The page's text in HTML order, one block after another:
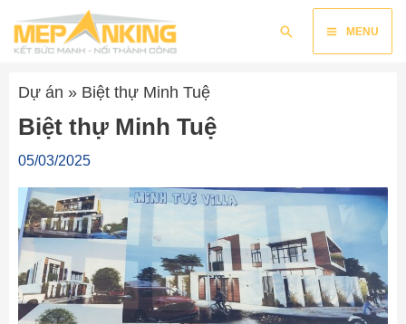
nội
Tìm
Main
MENU
Dự án » Biệt thự Minh Tuệ
Biệt thự Minh Tuệ
05/03/2025